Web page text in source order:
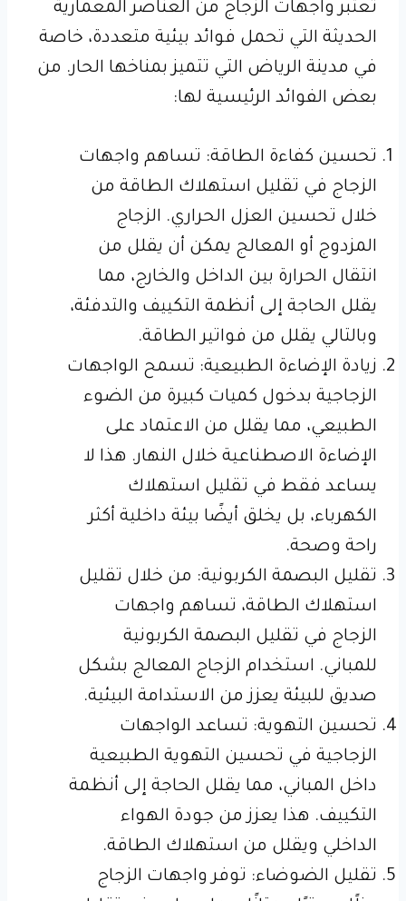
تعتبر واجهات الزجاج من العناصر المعمارية
الحديثة التي تحمل فوائد بيئية متعددة، خاصة
في مدينة الرياض التي تتميز بمناخها الحار. من
بعض الفوائد الرئيسية لها:
تحسين كفاءة الطاقة: تساهم واجهات
الزجاج في تقليل استهلاك الطاقة من
خلال تحسين العزل الحراري. الزجاج
المزدوج أو المعالج يمكن أن يقلل من
انتقال الحرارة بين الداخل والخارج، مما
يقلل الحاجة إلى أنظمة التكييف والتدفئة،
وبالتالي يقلل من فواتير الطاقة.
زيادة الإضاءة الطبيعية: تسمح الواجهات
الزجاجية بدخول كميات كبيرة من الضوء
الطبيعي، مما يقلل من الاعتماد على
الإضاءة الاصطناعية خلال النهار. هذا لا
يساعد فقط في تقليل استهلاك
الكهرباء، بل يخلق أيضًا بيئة داخلية أكثر
راحة وصحة.
تقليل البصمة الكربونية: من خلال تقليل
استهلاك الطاقة، تساهم واجهات
الزجاج في تقليل البصمة الكربونية
للمباني. استخدام الزجاج المعالج بشكل
صديق للبيئة يعزز من الاستدامة البيئية.
تحسين التهوية: تساعد الواجهات
الزجاجية في تحسين التهوية الطبيعية
داخل المباني، مما يقلل الحاجة إلى أنظمة
التكييف. هذا يعزز من جودة الهواء
الداخلي ويقلل من استهلاك الطاقة.
تقليل الضوضاء: توفر واجهات الزجاج